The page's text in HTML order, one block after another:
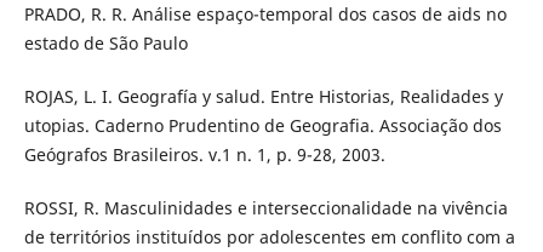
PRADO, R. R. Análise espaço-temporal dos casos de aids no
estado de São Paulo
ROJAS, L. I. Geografía y salud. Entre Historias, Realidades y
utopias. Caderno Prudentino de Geografia. Associação dos
Geógrafos Brasileiros. v.1 n. 1, p. 9-28, 2003.
ROSSI, R. Masculinidades e interseccionalidade na vivência
de territórios instituídos por adolescentes em conflito com a